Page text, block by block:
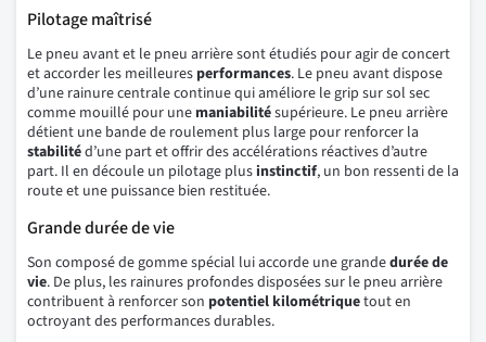
Pilotage maîtrisé
Le pneu avant et le pneu arrière sont étudiés pour agir de concert
et accorder les meilleures performances. Le pneu avant dispose
d’une rainure centrale continue qui améliore le grip sur sol sec
comme mouillé pour une maniabilitésupérieure. Le pneu arrière
détient une bande de roulement plus large pour renforcer la
stabilitéd’une part et offrir des accélérations réactives d’autre
part. Il en découle un pilotage plus instinctif, un bon ressenti de la
route et une puissance bien restituée.
Grande durée de vie
Son composé de gomme spécial lui accorde une grandedurée de
vie. De plus, les rainures profondes disposées sur le pneu arrière
contribuent à renforcer son potentiel kilométriquetout en
octroyant des performances durables.